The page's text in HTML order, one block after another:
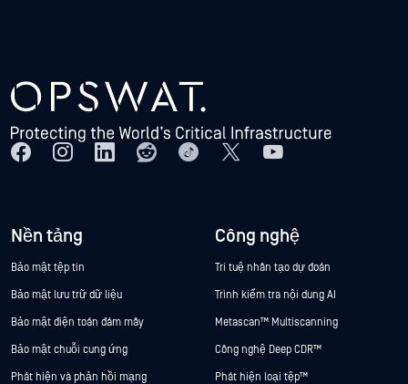
Nền tảng
Bảo mật tệp tin
Bảo mật lưu trữ dữ liệu
Bảo mật điện toán đám mây
Bảo mật chuỗi cung ứng
Phát hiện và phản hồi mạng
Công nghệ
Trí tuệ nhân tạo dự đoán
Trình kiểm tra nội dung AI
Metascan™ Multiscanning
Công nghệ Deep CDR™
Phát hiện loại tệp™